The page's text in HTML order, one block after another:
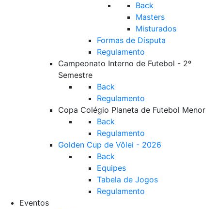
Back
Masters
Misturados
Formas de Disputa
Regulamento
Campeonato Interno de Futebol - 2º
Semestre
Back
Regulamento
Copa Colégio Planeta de Futebol Menor
Back
Regulamento
Golden Cup de Vôlei - 2026
Back
Equipes
Tabela de Jogos
Regulamento
Eventos